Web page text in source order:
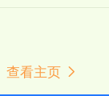
正结硕果